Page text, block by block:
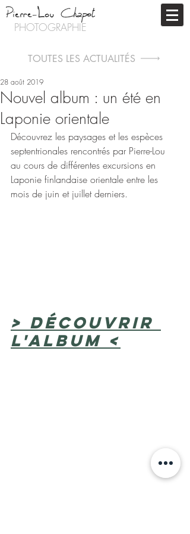
PHOTOGRAPHIE
TOUTES LES ACTUALITÉS
Nouvel album : un été en
Laponie orientale
28 août 2019
Découvrez les paysages et les espèces
septentrionales rencontrés par Pierre-Lou
au cours de différentes excursions en
Laponie finlandaise orientale entre les
mois de juin et juillet derniers.
> Découvrir
l'album <